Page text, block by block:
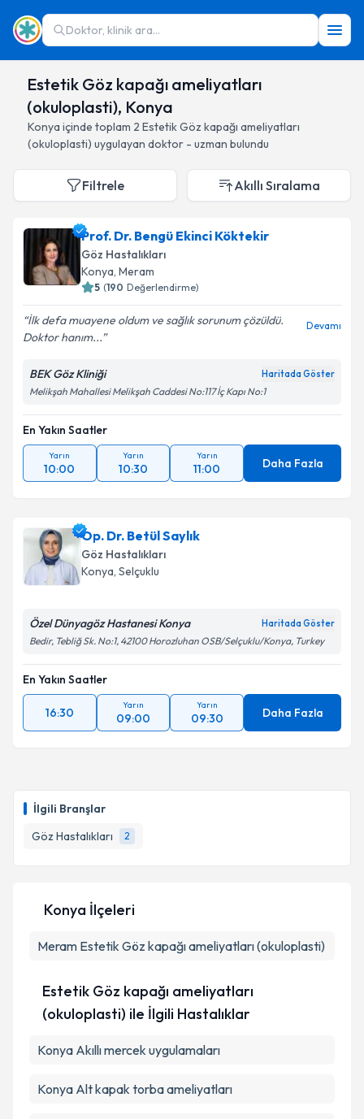
Doktor, klinik ara...
Estetik Göz kapağı ameliyatları
(okuloplasti), Konya
Konya içinde toplam 2 Estetik Göz kapağı ameliyatları
(okuloplasti) uygulayan doktor - uzman bulundu
İlgili Branşlar
Göz Hastalıkları
2
Filtrele Akıllı Sıralama
Prof. Dr. Bengü Ekinci Köktekir
Göz Hastalıkları
Konya, Meram
5 (190 Değerlendirme)
İlk defa muayene oldum ve sağlık sorunum çözüldü.
Doktor hanım...
Devamı
BEK Göz Kliniği Haritada Göster
Melikşah Mahallesi Melikşah Caddesi No:117 İç Kapı No:1
En Yakın Saatler
Yarın
10:00
Yarın
10:30
Yarın
11:00 Daha Fazla
Op. Dr. Betül Saylık
Göz Hastalıkları
Konya, Selçuklu
Özel Dünyagöz Hastanesi Konya Haritada Göster
Bedir, Tebliğ Sk. No:1, 42100 Horozluhan OSB/Selçuklu/Konya, Turkey
En Yakın Saatler
16:30
Yarın
09:00
Yarın
09:30 Daha Fazla
Konya İlçeleri
Meram Estetik Göz kapağı ameliyatları (okuloplasti)
Estetik Göz kapağı ameliyatları
(okuloplasti) ile İlgili Hastalıklar
Konya Akıllı mercek uygulamaları
Konya Alt kapak torba ameliyatları